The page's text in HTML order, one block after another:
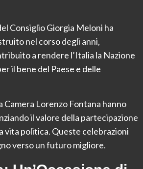
Consiglio Giorgia Meloni ha
nel corso degli anni,
a rendere l’Italia la Nazione
il bene del Paese e delle
Camera Lorenzo Fontana hanno
il valore della partecipazione
vita politica. Queste celebrazioni
verso un futuro migliore.